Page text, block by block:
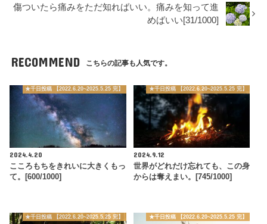
傷ついたら痛みをただ知ればいい。痛みを知って進
めばいい[31/1000]
RECOMMEND こちらの記事も人気です。
★千日投稿 【2022.6.20~2025.5.25 完】
2024.4.20
こころもちをきれいに大きくもっ
て。[600/1000]
★千日投稿 【2022.6.20~2025.5.25 完】
2024.9.12
世界がどれだけ忘れても、この身
からは奪えまい。[745/1000]
★千日投稿 【2022.6.20~2025.5.25 完】 ★千日投稿 【2022.6.20~2025.5.25 完】